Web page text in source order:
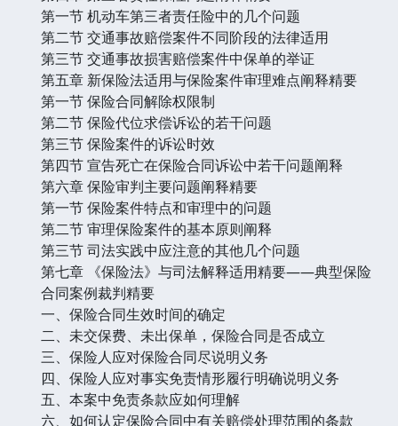
第一节 机动车第三者责任险中的几个问题
第二节 交通事故赔偿案件不同阶段的法律适用
第三节 交通事故损害赔偿案件中保单的举证
第五章 新保险法适用与保险案件审理难点阐释精要
第一节 保险合同解除权限制
第二节 保险代位求偿诉讼的若干问题
第三节 保险案件的诉讼时效
第四节 宣告死亡在保险合同诉讼中若干问题阐释
第六章 保险审判主要问题阐释精要
第一节 保险案件特点和审理中的问题
第二节 审理保险案件的基本原则阐释
第三节 司法实践中应注意的其他几个问题
第七章 《保险法》与司法解释适用精要——典型保险
合同案例裁判精要
一、保险合同生效时间的确定
二、未交保费、未出保单，保险合同是否成立
三、保险人应对保险合同尽说明义务
四、保险人应对事实免责情形履行明确说明义务
五、本案中免责条款应如何理解
六、如何认定保险合同中有关赔偿处理范围的条款